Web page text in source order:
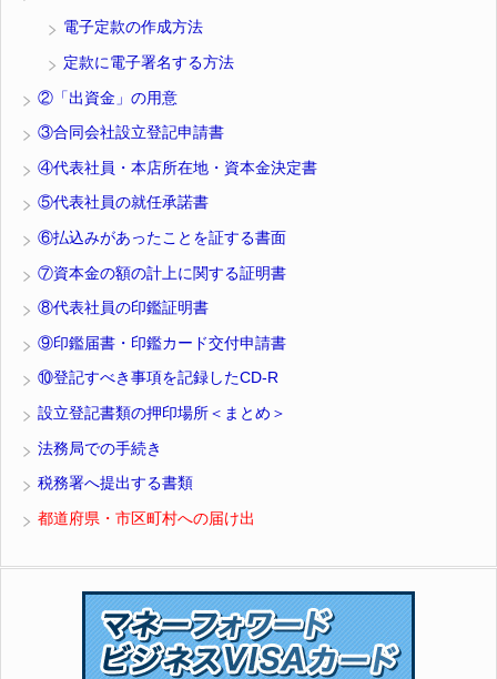
電子定款の作成方法
定款に電子署名する方法
②「出資金」の用意
③合同会社設立登記申請書
④代表社員・本店所在地・資本金決定書
⑤代表社員の就任承諾書
⑥払込みがあったことを証する書面
⑦資本金の額の計上に関する証明書
⑧代表社員の印鑑証明書
⑨印鑑届書・印鑑カード交付申請書
⑩登記すべき事項を記録したCD-R
設立登記書類の押印場所＜まとめ＞
法務局での手続き
税務署へ提出する書類
都道府県・市区町村への届け出